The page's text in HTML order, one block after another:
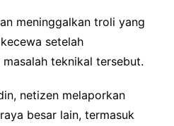
meninggalkan troli yang
setelah
teknikal tersebut.
netizen melaporkan
besar lain, termasuk